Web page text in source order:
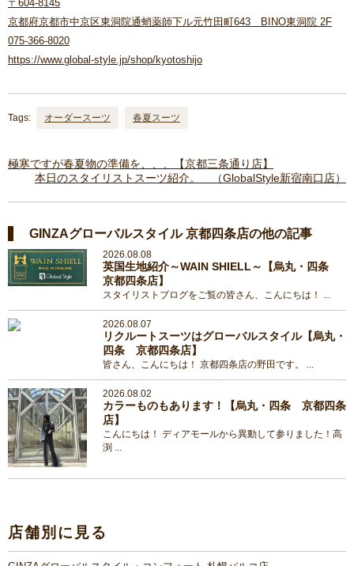
〒604-8145
京都府京都市中京区東洞院通蛸薬師下ル元竹田町643 BINO東洞院 2F
075-366-8020
https://www.global-style.jp/shop/kyotoshijo
Tags: オーダースーツ 春夏スーツ
極寒ですが春夏物の準備を、、、【京都三条通り店】
本日のスタイリストスーツ紹介。 （GlobalStyle新宿南口店）
GINZAグローバルスタイル 京都四条店の他の記事
2026.08.08
英国生地紹介～WAIN SHIELL～【烏丸・四条
京都四条店】
スタイリストブログをご覧の皆さん、こんにちは！ ...
2026.08.07
リクルートスーツはグローバルスタイル【烏丸・
四条 京都四条店】
皆さん、こんにちは！ 京都四条店の野田です。 ...
2026.08.02
カラーものもあります！【烏丸・四条 京都四条
店】
こんにちは！ ディアモールから異動して参りました！高
渕 ...
店舗別に見る